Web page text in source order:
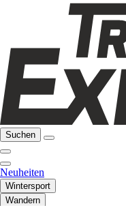
Suchen
Neuheiten
Wintersport
Wandern